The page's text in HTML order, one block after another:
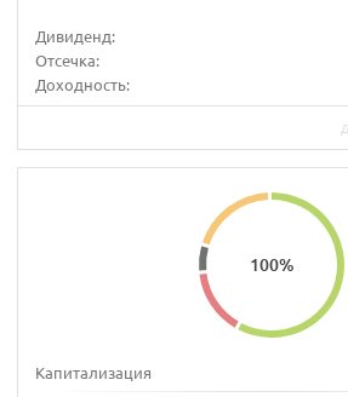
Дивиденд:
Отсечка:
Доходность:
100%
Капитализация